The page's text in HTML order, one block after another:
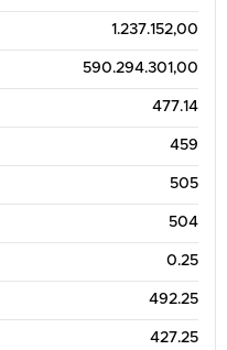
1.237.152,00
590.294.301,00
477.14
459
505
504
0.25
492.25
427.25